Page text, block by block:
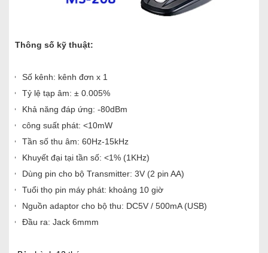
Thông số kỹ thuật:
Số kênh: kênh đơn x 1
Tỷ lệ tạp âm: ± 0.005%
Khả năng đáp ứng: -80dBm
công suất phát: <10mW
Tần số thu âm: 60Hz-15kHz
Khuyết đại tại tần số: <1% (1KHz)
Dùng pin cho bộ Transmitter: 3V (2 pin AA)
Tuổi thọ pin máy phát: khoảng 10 giờ
Nguồn adaptor cho bộ thu: DC5V / 500mA (USB)
Đầu ra: Jack 6mmm